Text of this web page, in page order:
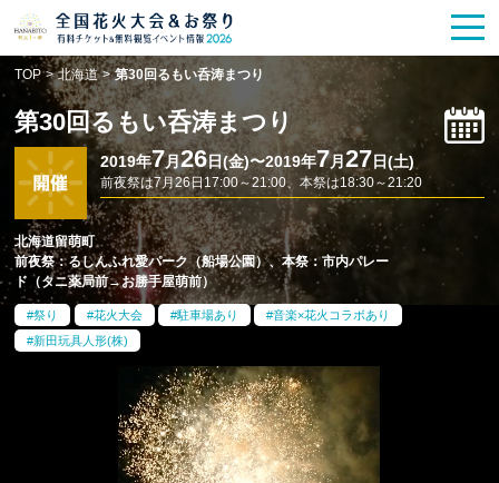
花火大会
有料観覧席 販売一覧
ポスター一覧
SPICEレポート記事
今週末開催花火・祭一覧
TOP
TOP > 北海道 > 第30回るもい呑涛まつり
第30回るもい呑涛まつり
2019年7月26日(金)〜2019年7月 27 日(土)
前夜祭は7月26日17:00～21:00、本祭は18:30～21:20
北海道留萌町
前夜祭：るしんふれ愛パーク（船場公園）、本祭：市内パレー
ド（タニ薬局前→お勝手屋萌前）
祭り 花火大会 駐車場あり
音楽×花火コラボあり
新田玩具人形(株)